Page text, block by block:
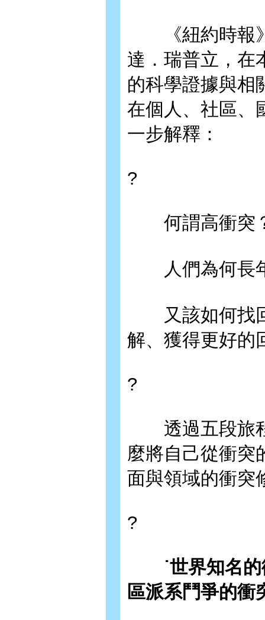
《紐約時報》
達．瑞普立，在
的科學證據與相
在個人、社區、
一步解釋：
?
何謂高衝突
人們為何長
又該如何找回
解、獲得更好的
?
透過五段旅程
麼將自己從衝突
面與領域的衝突
?
˙世界知名的
區派系鬥爭的衝